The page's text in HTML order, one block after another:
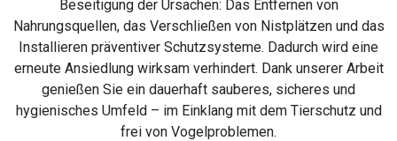
Beseitigung der Ursachen: Das Entfernen von
Nahrungsquellen, das Verschließen von Nistplätzen und das
Installieren präventiver Schutzsysteme. Dadurch wird eine
erneute Ansiedlung wirksam verhindert. Dank unserer Arbeit
genießen Sie ein dauerhaft sauberes, sicheres und
hygienisches Umfeld – im Einklang mit dem Tierschutz und
frei von Vogelproblemen.